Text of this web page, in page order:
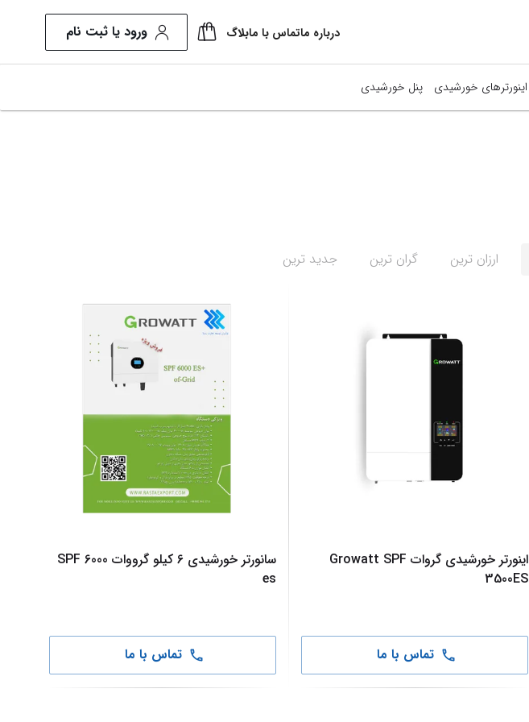
درباره ماتماس با مابلاگ ورود یا ثبت نام
اینورترهای خورشیدی
اینورتر های خورشیدی Afore
پنل خورشیدی
JA Solar
ارزان ترین گران ترین جدید ترین
اینورتر خورشیدی گروات Growatt SPF
3500ES
تماس با ما
سانورتر خورشیدی 6 کیلو گرووات SPF 6000
es
تماس با ما